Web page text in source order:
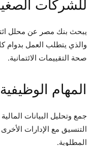
للشركات
يبحث بنك مصر عن محلل
والذي يتطلب العمل بدوام
صحة التقييمات الائتمانية.
المهام الوظيفية
جمع وتحليل البيانات
التنسيق مع الإدارات
المطلوبة.